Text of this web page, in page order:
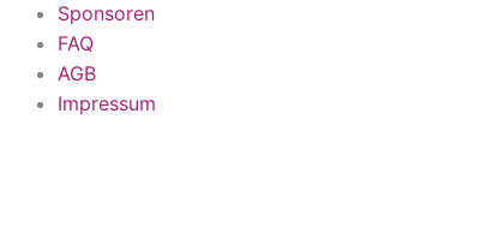
Sponsoren
FAQ
AGB
Impressum